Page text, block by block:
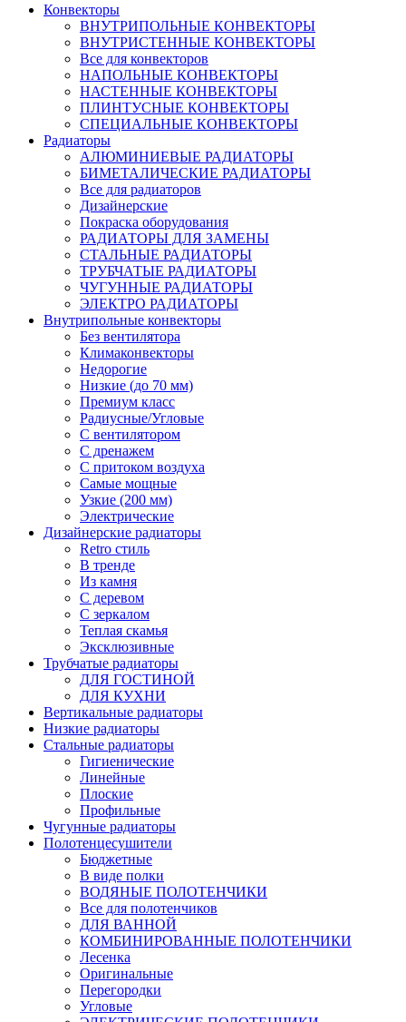
Конвекторы
ВНУТРИПОЛЬНЫЕ КОНВЕКТОРЫ
ВНУТРИСТЕННЫЕ КОНВЕКТОРЫ
Все для конвекторов
НАПОЛЬНЫЕ КОНВЕКТОРЫ
НАСТЕННЫЕ КОНВЕКТОРЫ
ПЛИНТУСНЫЕ КОНВЕКТОРЫ
СПЕЦИАЛЬНЫЕ КОНВЕКТОРЫ
Радиаторы
АЛЮМИНИЕВЫЕ РАДИАТОРЫ
БИМЕТАЛИЧЕСКИЕ РАДИАТОРЫ
Все для радиаторов
Дизайнерские
Покраска оборудования
РАДИАТОРЫ ДЛЯ ЗАМЕНЫ
СТАЛЬНЫЕ РАДИАТОРЫ
ТРУБЧАТЫЕ РАДИАТОРЫ
ЧУГУННЫЕ РАДИАТОРЫ
ЭЛЕКТРО РАДИАТОРЫ
Внутрипольные конвекторы
Без вентилятора
Климаконвекторы
Недорогие
Низкие (до 70 мм)
Премиум класс
Радиусные/Угловые
С вентилятором
С дренажем
С притоком воздуха
Самые мощные
Узкие (200 мм)
Электрические
Дизайнерские радиаторы
Retro стиль
В тренде
Из камня
С деревом
С зеркалом
Теплая скамья
Эксклюзивные
Трубчатые радиаторы
ДЛЯ ГОСТИНОЙ
ДЛЯ КУХНИ
Вертикальные радиаторы
Низкие радиаторы
Стальные радиаторы
Гигиенические
Линейные
Плоские
Профильные
Чугунные радиаторы
Полотенцесушители
Бюджетные
В виде полки
ВОДЯНЫЕ ПОЛОТЕНЧИКИ
Все для полотенчиков
ДЛЯ ВАННОЙ
КОМБИНИРОВАННЫЕ ПОЛОТЕНЧИКИ
Лесенка
Оригинальные
Перегородки
Угловые